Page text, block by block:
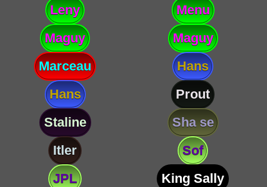
Leny
Menu
Maguy
Maguy
Marceau
Hans
Hans
Prout
Staline
Sha se
Itler
Sof
JPL
King Sally